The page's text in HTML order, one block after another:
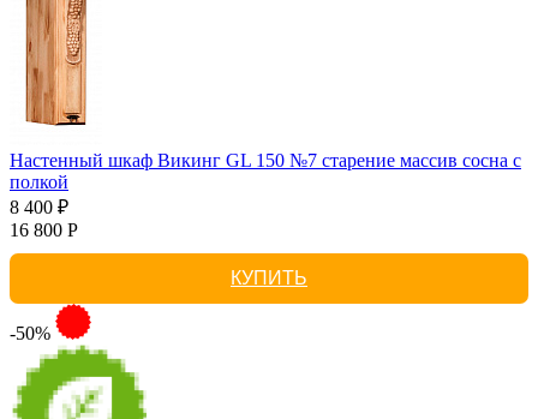
Настенный шкаф Викинг GL 150 №7 старение массив сосна с
полкой
8 400 ₽
16 800 Р
КУПИТЬ
-50%